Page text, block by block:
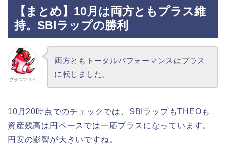
【まとめ】10月は両方ともプラス維
持。SBIラップの勝利
プラズマコイ
両方ともトータルパフォーマンスはプラス
に転じました。
10月20時点でのチェックでは、SBIラップもTHEOも
資産残高は円ベースでは一応プラスになっています。
円安の影響が大きいですね。